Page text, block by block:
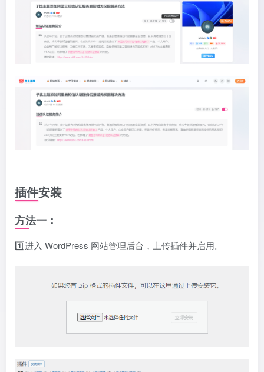
插件安装
方法一：
1️⃣进入 WordPress 网站管理后台，上传插件并启用。